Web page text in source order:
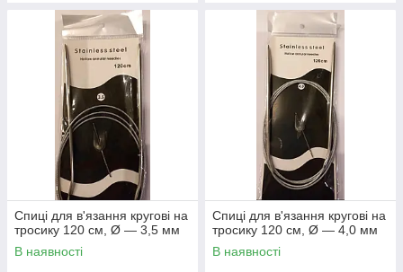
Спиці для в'язання кругові на
тросику 120 см, Ø — 3,5 мм
В наявності
Спиці для в'язання кругові на
тросику 120 см, Ø — 4,0 мм
В наявності